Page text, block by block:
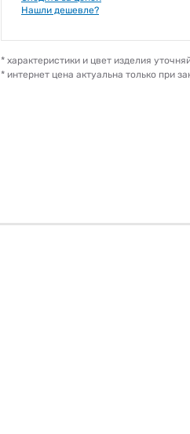
Нашли дешевле?
* характеристики и цвет изделия
* интернет цена актуальна только при